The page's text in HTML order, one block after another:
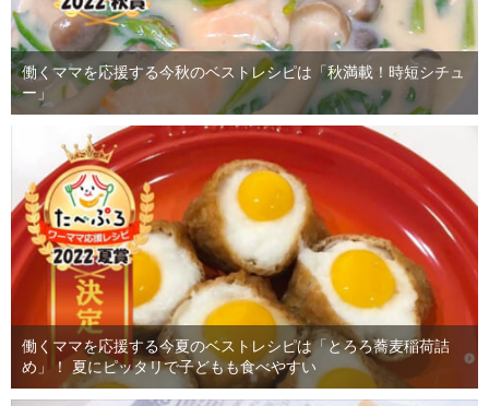
働くママを応援する今秋のベストレシピは「秋満載！時短シチュ
ー」
働くママを応援する今夏のベストレシピは「とろろ蕎麦稲荷詰
め」！ 夏にピッタリで子どもも食べやすい